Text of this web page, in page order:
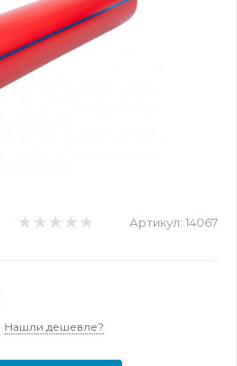
Артикул: 14067
Нашли дешевле?